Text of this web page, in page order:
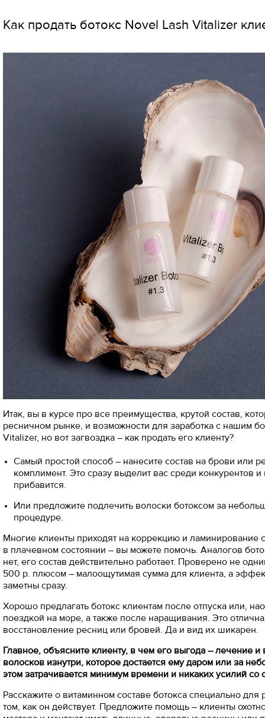
Как продать ботокс Novel Lash Vitalizer
Итак, вы в курсе про все преимущества, крутой состав,
ресничном рынке, и возможности для заработка с нашим
Vitalizer, но вот загвоздка – как продать его клиенту?⠀
Самый простой способ – нанесите состав на брови или
комплимент. Это сразу выделит вас среди конкурентов и
прибавится.
Или предложите подлечить волоски ботоксом за
процедуре.
Многие клиенты приходят на коррекцию и ламинирование
в плачевном состоянии – вы можете помочь. Аналогов
нет, его состав действительно работает. Проверено не
500 р. плюсом – малоощутимая сумма для клиента, а
заметны сразу.⠀
Хорошо предлагать ботокс клиентам после отпуска или,
поездкой на море, а также после наращивания. Это
восстановление ресниц или бровей. Да и вид их шикарен.
Главное, объясните клиенту, в чем его выгода – лечение и
волосков изнутри, которое достается ему даром или за
этом затрачивается минимум времени и никаких усилий со
Расскажите о витаминном составе ботокса специально
том, как он действует. Предложите помощь – клиенты